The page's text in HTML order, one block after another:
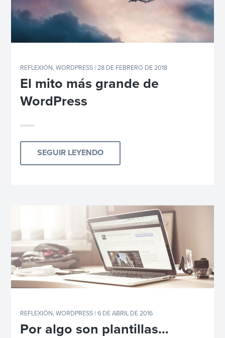
REFLEXIÓN,WORDPRESS | 28 DE FEBRERO DE 2018
El mito más grande de
WordPress
SEGUIR LEYENDO
REFLEXIÓN,WORDPRESS | 6 DE ABRIL DE 2016
Por algo son plantillas…